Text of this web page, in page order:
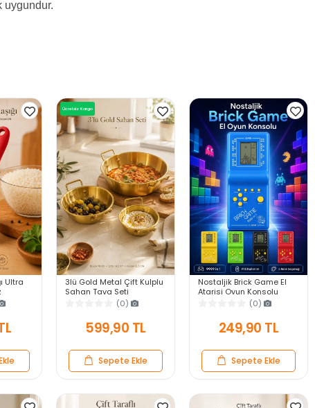
uygundur.
Ultra
Ücretsiz Kargo
3lü Gold Metal Çift Kulplu
Sahan Tava Seti
Kahvaltılık Meze
Menemen Mutfak Sofra
Sunum Kabı Seti
(0)
599,90 TL
Sepete Ekle
Nostaljik Brick Game El
Atarisi Oyun Konsolu
9999 in 1 Pilli Atari
Eğlenceli Çocuk Oyuncağı
(0)
249,90 TL
Sepete Ekle